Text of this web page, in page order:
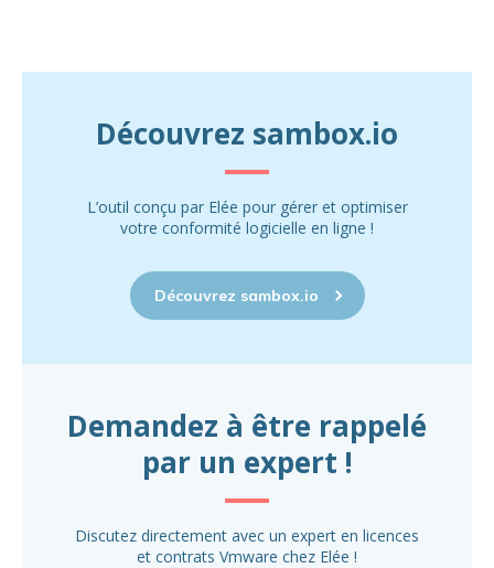
Découvrez sambox.io
L’outil conçu par Elée pour gérer et optimiser
votre conformité logicielle en ligne !
Découvrez sambox.io
Demandez à être rappelé
par un expert !
Discutez directement avec un expert en licences
et contrats Vmware chez Elée !